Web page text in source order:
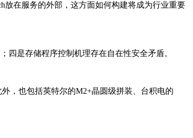
在服务的外部，这方面如何构建将成为行业重要
是存储程序控制机理存在自在性安全矛盾。
，也包括英特尔的M2+晶圆级拼装、台积电的